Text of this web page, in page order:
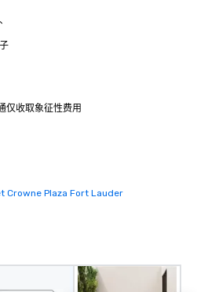
仅收取象征性费用
Crowne Plaza Fort Lauder